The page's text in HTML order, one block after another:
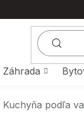
Záhrada
Kuchyňa podľa